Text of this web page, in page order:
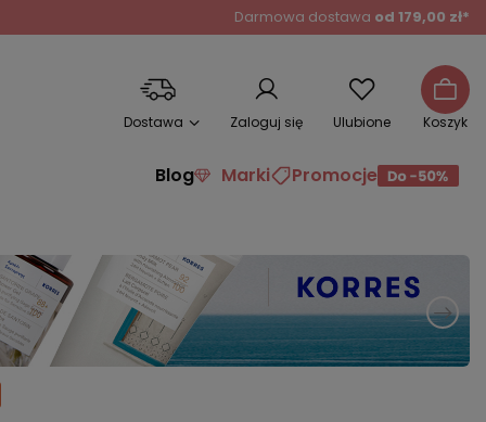
Darmowa dostawa od 179,00 zł*
Dostawa Zaloguj się Ulubione Koszyk
Blog Marki Promocje